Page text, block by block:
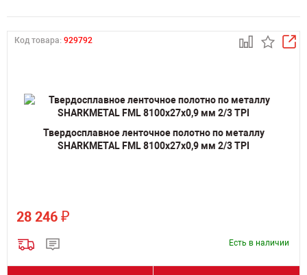
Код товара: 929792
Твердосплавное ленточное полотно по металлу
SHARKMETAL FML 8100х27х0,9 мм 2/3 TPI
28 246 ₽
Есть в наличии